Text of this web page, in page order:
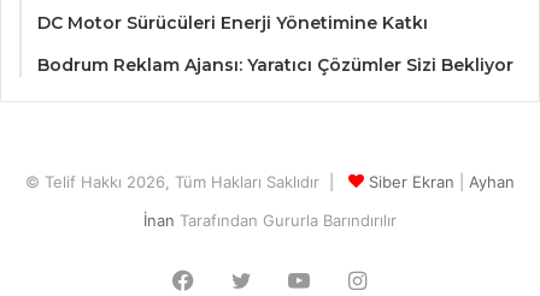
DC Motor Sürücüleri Enerji Yönetimine Katkı
Bodrum Reklam Ajansı: Yaratıcı Çözümler Sizi Bekliyor
© Telif Hakkı 2026, Tüm Hakları Saklıdır | Siber Ekran
Ayhan
İnan Tarafından Gururla Barındırılır
Facebook
TwitterYouTubeInstagram